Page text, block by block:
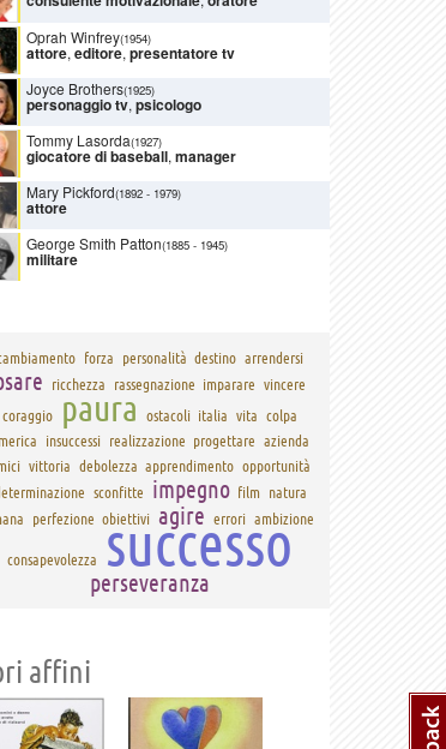
Oprah Winfrey(1954)
attore, editore, presentatore tv
Joyce Brothers(1925)
personaggio tv, psicologo
Tommy Lasorda(1927)
giocatore di baseball, manager
Mary Pickford(1892 - 1979)
attore
George Smith Patton(1885 - 1945)
militare
forza personalità destino arrendersi
ricchezza rassegnazione imparare vincere
coraggio
paura ostacoli italia vita colpa
insuccessi realizzazione progettare azienda
vittoria debolezza apprendimento opportunità
sconfitte impegno film natura
perfezione obiettivi agire errori ambizione
consapevolezza successo
perseveranza
affini